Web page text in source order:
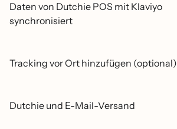
Daten von Dutchie POS mit Klaviyo
synchronisiert
Tracking vor Ort hinzufügen (optional)
Dutchie und E-Mail-Versand